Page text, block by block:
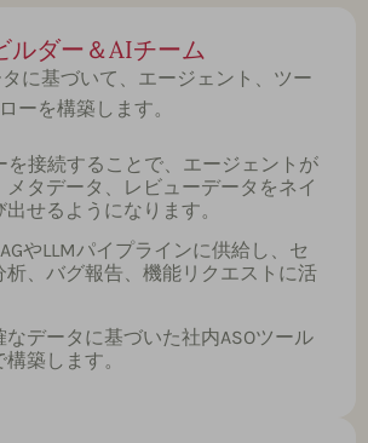
ルダー＆AIチーム
に基づいて、エージェント、ツー
ーを構築します。
を接続することで、エージェントが
メタデータ、レビューデータをネイ
せるようになります。
やLLMパイプラインに供給し、セ
析、バグ報告、機能リクエストに活
なデータに基づいた社内ASOツール
築します。